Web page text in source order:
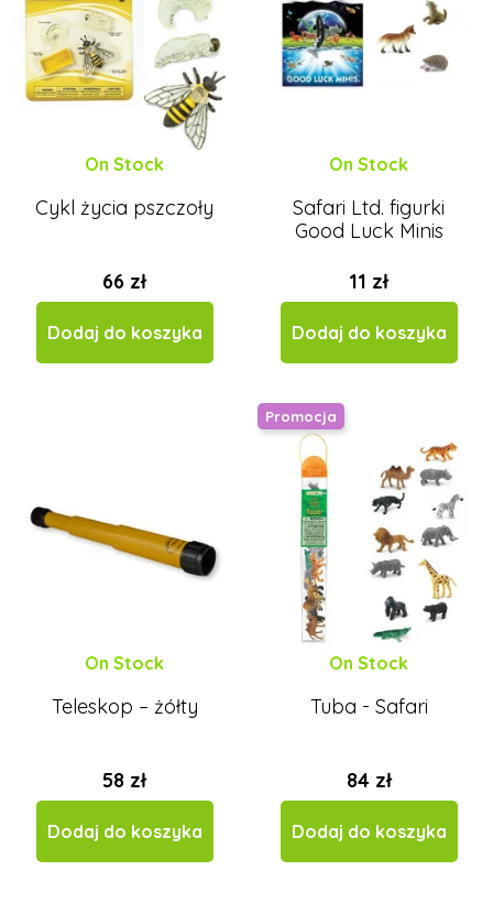
On Stock
Cykl życia pszczoły
66 zł
Dodaj do koszyka
On Stock
Safari Ltd. figurki
Good Luck Minis
11 zł
Dodaj do koszyka
On Stock
Teleskop – żółty
58 zł
Dodaj do koszyka
Promocja
On Stock
Tuba - Safari
84 zł
Dodaj do koszyka